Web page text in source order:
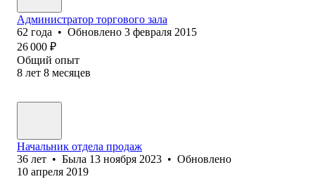
Администратор торгового зала
62 года • Обновлено 3 февраля 2015
26 000 ₽
Общий опыт
8 лет 8 месяцев
Начальник отдела продаж
36 лет • Была 13 ноября 2023 • Обновлено
10 апреля 2019